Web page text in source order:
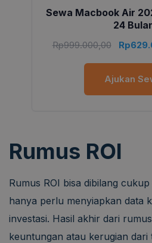
Sewa Macbook Air
24
Rp999.000,00 Rp
Ajukan
Rumus ROI
Rumus ROI bisa dibilang
hanya perlu menyiapkan data
investasi. Hasil akhir dari
keuntungan atau kerugian dari